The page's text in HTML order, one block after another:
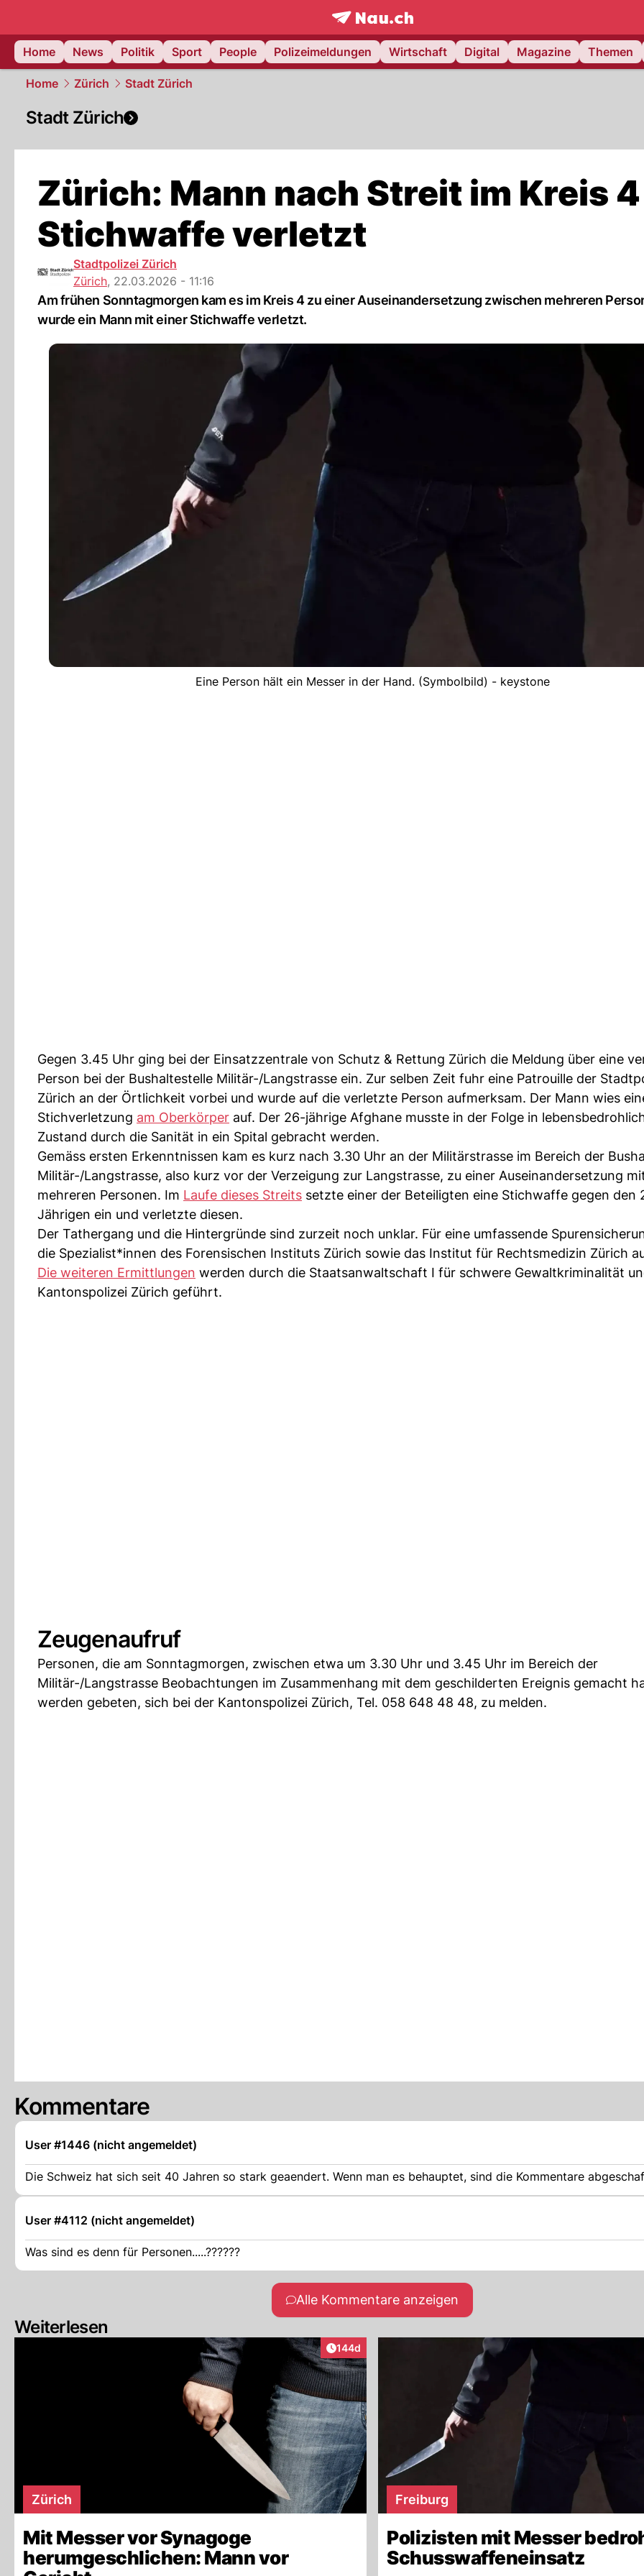
frontpage.NAU.ch
Home
News Politik Sport People Polizeimeldungen Wirtschaft Digital Magazine Themen
Home Zürich Stadt Zürich
Stadt Zürich
Zürich: Mann nach Streit im Kreis
Stichwaffe verletzt
Stadtpolizei Zürich
Zürich, 22.03.2026 - 11:16
Am frühen Sonntagmorgen kam es im Kreis 4 zu einer Auseinandersetzung zwischen mehreren
wurde ein Mann mit einer Stichwaffe verletzt.
Eine Person hält ein Messer in der Hand. (Symbolbild) - keystone
Gegen 3.45 Uhr ging bei der Einsatzzentrale von Schutz & Rettung Zürich die Meldung über eine
Person bei der Bushaltestelle Militär-/Langstrasse ein. Zur selben Zeit fuhr eine Patrouille der
Zürich an der Örtlichkeit vorbei und wurde auf die verletzte Person aufmerksam. Der Mann wies
Stichverletzung am Oberkörper auf. Der 26-jährige Afghane musste in der Folge in
Zustand durch die Sanität in ein Spital gebracht werden.
Gemäss ersten Erkenntnissen kam es kurz nach 3.30 Uhr an der Militärstrasse im Bereich der
Militär-/Langstrasse, also kurz vor der Verzeigung zur Langstrasse, zu einer Auseinandersetzung
mehreren Personen. Im Laufe dieses Streits setzte einer der Beteiligten eine Stichwaffe gegen den
Jährigen ein und verletzte diesen.
Der Tathergang und die Hintergründe sind zurzeit noch unklar. Für eine umfassende
die Spezialist*innen des Forensischen Instituts Zürich sowie das Institut für Rechtsmedizin Zürich
Die weiteren Ermittlungen werden durch die Staatsanwaltschaft I für schwere Gewaltkriminalität
Kantonspolizei Zürich geführt.
Zeugenaufruf
Personen, die am Sonntagmorgen, zwischen etwa um 3.30 Uhr und 3.45 Uhr im Bereich der
Militär-/Langstrasse Beobachtungen im Zusammenhang mit dem geschilderten Ereignis gemacht
werden gebeten, sich bei der Kantonspolizei Zürich, Tel. 058 648 48 48, zu melden.
Kommentare
User #1446 (nicht angemeldet)
Die Schweiz hat sich seit 40 Jahren so stark geaendert. Wenn man es behauptet, sind die Kommentare
User #4112 (nicht angemeldet)
Was sind es denn für Personen.....??????
Alle Kommentare anzeigen
Weiterlesen
Artikel veröffentlicht:
144d
Zürich
Mit Messer vor Synagoge
herumgeschlichen: Mann vor
Freiburg
Polizisten mit Messer
Schusswaffeneinsatz